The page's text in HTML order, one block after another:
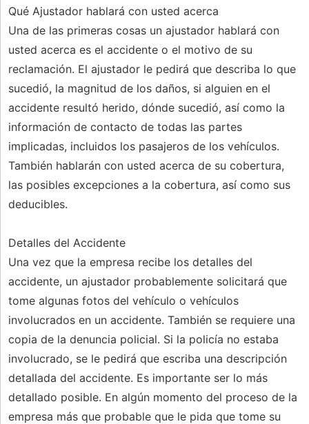
Qué Ajustador hablará con usted acerca
Una de las primeras cosas un ajustador hablará con
usted acerca es el accidente o el motivo de su
reclamación. El ajustador le pedirá que describa lo que
sucedió, la magnitud de los daños, si alguien en el
accidente resultó herido, dónde sucedió, así como la
información de contacto de todas las partes
implicadas, incluidos los pasajeros de los vehículos.
También hablarán con usted acerca de su cobertura,
las posibles excepciones a la cobertura, así como sus
deducibles.
Detalles del Accidente
Una vez que la empresa recibe los detalles del
accidente, un ajustador probablemente solicitará que
tome algunas fotos del vehículo o vehículos
involucrados en un accidente. También se requiere una
copia de la denuncia policial. Si la policía no estaba
involucrado, se le pedirá que escriba una descripción
detallada del accidente. Es importante ser lo más
detallado posible. En algún momento del proceso de la
empresa más que probable que le pida que tome su